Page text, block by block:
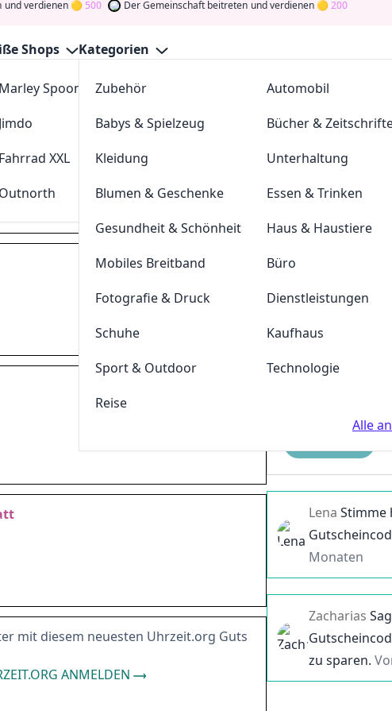
500 Der Gemeinschaft beitreten und verdienen 200
Shops
Marley Spoon
Jimdo
sportdeal24
Fahrrad XXL
Outnorth
Parkettkaiser
Kategorien
Zubehör
Automobil
Babys & Spielzeug
Bücher &
Kleidung
Unterhaltung
Blumen & Geschenke
Essen & Trinken
Gesundheit & Schönheit
Haus & Haustiere
Mobiles Breitband
Büro
Fotografie & Druck
Dienstleistungen
Schuhe
Kaufhaus
Sport & Outdoor
Technologie
Reise
Alle
August 2026
GutscheinJagenfür die bestenUhrzeit -Angebote imAug. 2026.
und verdienen Sie Tokens, indem Sie durch Abstimmen, Testen,
Sie den Glückskleeund gewinnen Sie Geld
uhrzeit.org
mit diesem neuesten Uhrzeit.org Guts
ANMELDEN
Hast du einen
Token
Geldprämien zu
Lena Stimme
Monaten
Zacharias
zu sparen.